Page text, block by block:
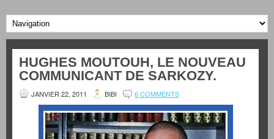
HUGHES MOUTOUH, LE NOUVEAU
COMMUNICANT DE SARKOZY.
JANVIER 22, 2011 BIBI 6 COMMENTS